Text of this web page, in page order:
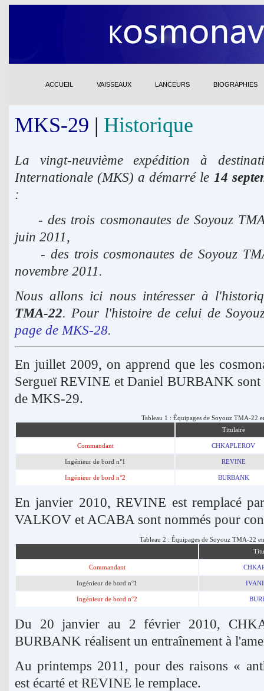
ACCUEIL VAISSEAUX LANCEURS BIOGRAPHIES
MKS-29 | Historique
La vingt-neuvième expédition à
Internationale (MKS) a démarré le 14
:
- des trois cosmonautes de Soyouz
juin 2011,
- des trois cosmonautes de Soyouz
novembre 2011.
Nous allons ici nous intéresser à
TMA-22. Pour l'histoire de celui de
page de MKS-28.
En juillet 2009, on apprend que les
Sergueï REVINE et Daniel BURBANK sont
de MKS-29.
Titulaire
Commandant CHKAPLEROV
Ingénieur de bord n°1 REVINE
Ingénieur de bord n°2 BURBANK
Tableau 1 : Équipages de Soyouz TMA-22
En janvier 2010, REVINE est remplacé
VALKOV et ACABA sont nommés pour
Commandant
Ingénieur de bord n°1
Ingénieur de bord n°2
Tableau 2 : Équipages de Soyouz TMA-22
Du 20 janvier au 2 février 2010,
BURBANK réalisent un entraînement à
Au printemps 2011, pour des raisons «
est écarté et REVINE le remplace.